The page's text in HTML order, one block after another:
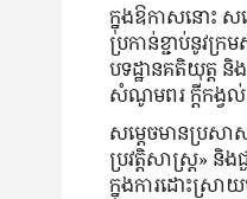
ក្នុងឱកាសនោះ ស
ប្រកាន់ខ្ជាប់នូវក្
បទដ្ឋានគតិយុត្ត
សំណូមពរ ក្តីកង្វល់
សម្តេចមានប្រសា
ប្រវត្តិសាស្ត្រ»
ក្នុងការដោះស្រ